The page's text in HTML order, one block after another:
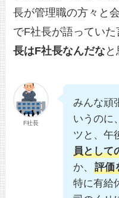
長が管理職の方々と
でF社長が語ってい
長はF社長なんだなと
F社長
みんな頑
いうのに
ツと、午
員として
か、評価
特に有給